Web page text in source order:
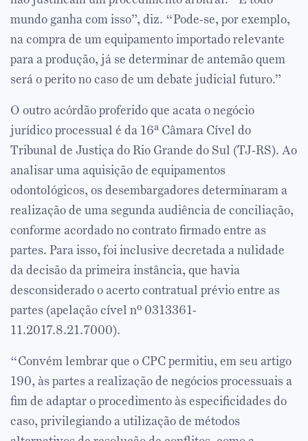
mundo ganha com isso”, diz. “Pode-se, por exemplo,
na compra de um equipamento importado relevante
para a produção, já se determinar de antemão quem
será o perito no caso de um debate judicial futuro.”
O outro acórdão proferido que acata o negócio
jurídico processual é da 16ª Câmara Cível do
Tribunal de Justiça do Rio Grande do Sul (TJ-RS). Ao
analisar uma aquisição de equipamentos
odontológicos, os desembargadores determinaram a
realização de uma segunda audiência de conciliação,
conforme acordado no contrato firmado entre as
partes. Para isso, foi inclusive decretada a nulidade
da decisão da primeira instância, que havia
desconsiderado o acerto contratual prévio entre as
partes (apelação cível nº 0313361-
11.2017.8.21.7000).
“Convém lembrar que o CPC permitiu, em seu artigo
190, às partes a realização de negócios processuais a
fim de adaptar o procedimento às especificidades do
caso, privilegiando a utilização de métodos